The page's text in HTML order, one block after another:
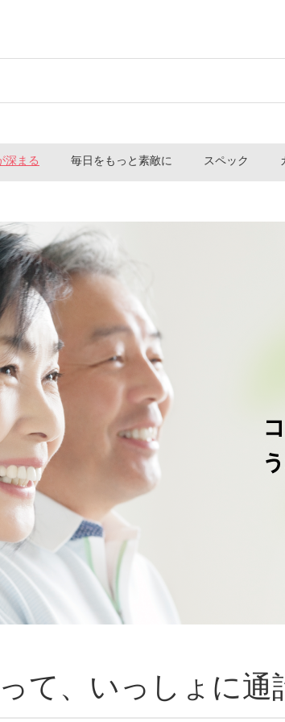
深まる 毎日をもっと素敵に スペック
て、いっしょに通